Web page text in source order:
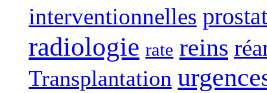
interventionnelles
radiologie rate reins
Transplantation